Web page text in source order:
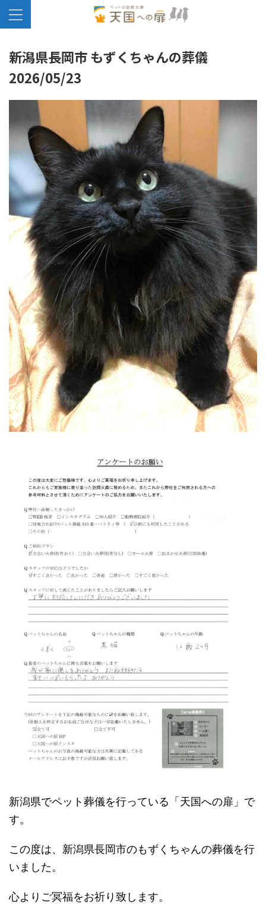
新潟県長岡市 もずくちゃんの葬儀
2026/05/23
新潟県でペット葬儀を行っている「天国への扉」で
す。
この度は、新潟県長岡市のもずくちゃんの葬儀を行
いました。
心よりご冥福をお祈り致します。